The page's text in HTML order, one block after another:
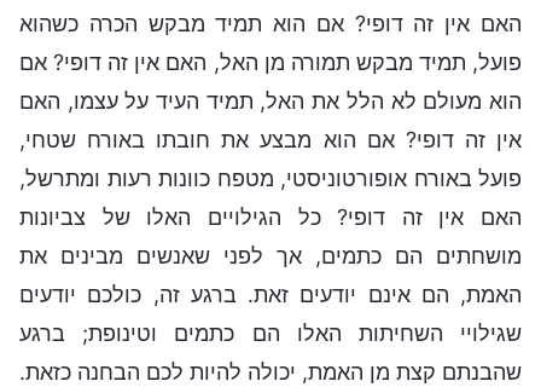
האם אין זה דופי? אם הוא תמיד מבקש הכרה כשהוא
פועל, תמיד מבקש תמורה מן האל, האם אין זה דופי? אם
הוא מעולם לא הלל את האל, תמיד העיד על עצמו, האם
אין זה דופי? אם הוא מבצע את חובתו באורח שטחי,
פועל באורח אופורטוניסטי, מטפח כוונות רעות ומתרשל,
האם אין זה דופי? כל הגילויים האלו של צביונות
מושחתים הם כתמים, אך לפני שאנשים מבינים את
האמת, הם אינם יודעים זאת. ברגע זה, כולכם יודעים
שגילויי השחיתות האלו הם כתמים וטינופת; ברגע
שהבנתם קצת מן האמת, יכולה להיות לכם הבחנה כזאת.